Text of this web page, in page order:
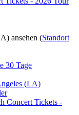
ansehen (Standort
30 Tage
(LA)